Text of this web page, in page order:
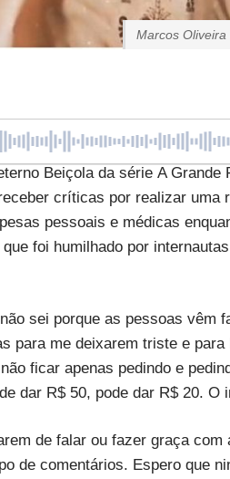
Marcos Oliveira
Beiçola da série A
críticas por realizar uma
pessoais e médicas
foi humilhado por
sei porque as pessoas vêm
para me deixarem triste e
ficar apenas pedindo e
dar R$ 50, pode dar R$ 20.
de falar ou fazer graça
de comentários. Espero que